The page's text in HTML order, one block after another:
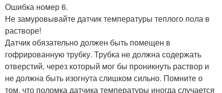
Ошибка номер 6.
Не замуровывайте датчик температуры теплого пола в
растворе!
Датчик обязательно должен быть помещен в
гофрированную трубку. Трубка не должна содержать
отверстий, через который мог бы проникнуть раствор и
не должна быть изогнута слишком сильно. Помните о
том, что поломка датчика температуры иногда случается